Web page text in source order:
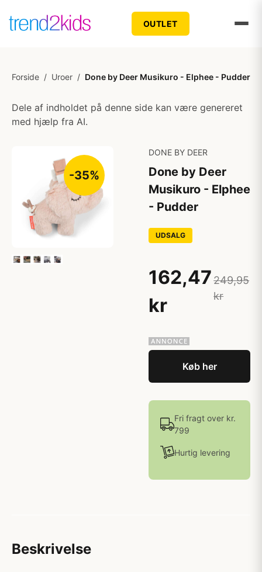
OUTLET
Forside / Uroer / Done by Deer Musikuro - Elphee - Pudder
Dele af indholdet på denne side kan være genereret
med hjælp fra AI.
-35%
DONE BY DEER
Done by Deer
Musikuro - Elphee
- Pudder
UDSALG
162,47
kr
249,95
kr
Køb her
Fri fragt over kr.
799
Hurtig levering
Beskrivelse